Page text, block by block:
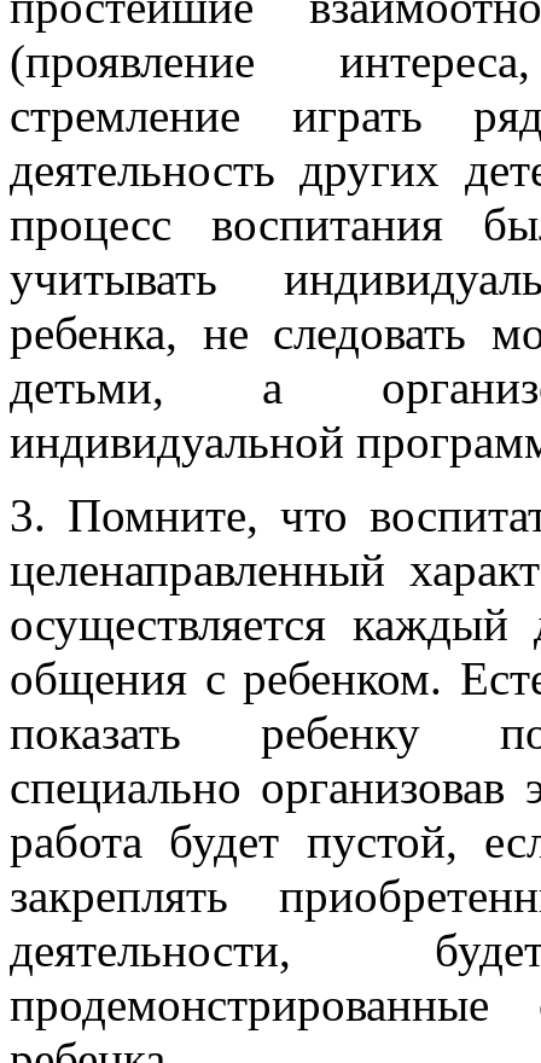
(проявление
стремление играть
деятельность других
процесс воспитания
учитывать
ребенка, не следовать
детьми, а
индивидуальной
3. Помните, что
целенаправленный
осуществляется
общения с ребенком.
показать ребенку
специально
работа будет пустой,
закреплять
деятельности,